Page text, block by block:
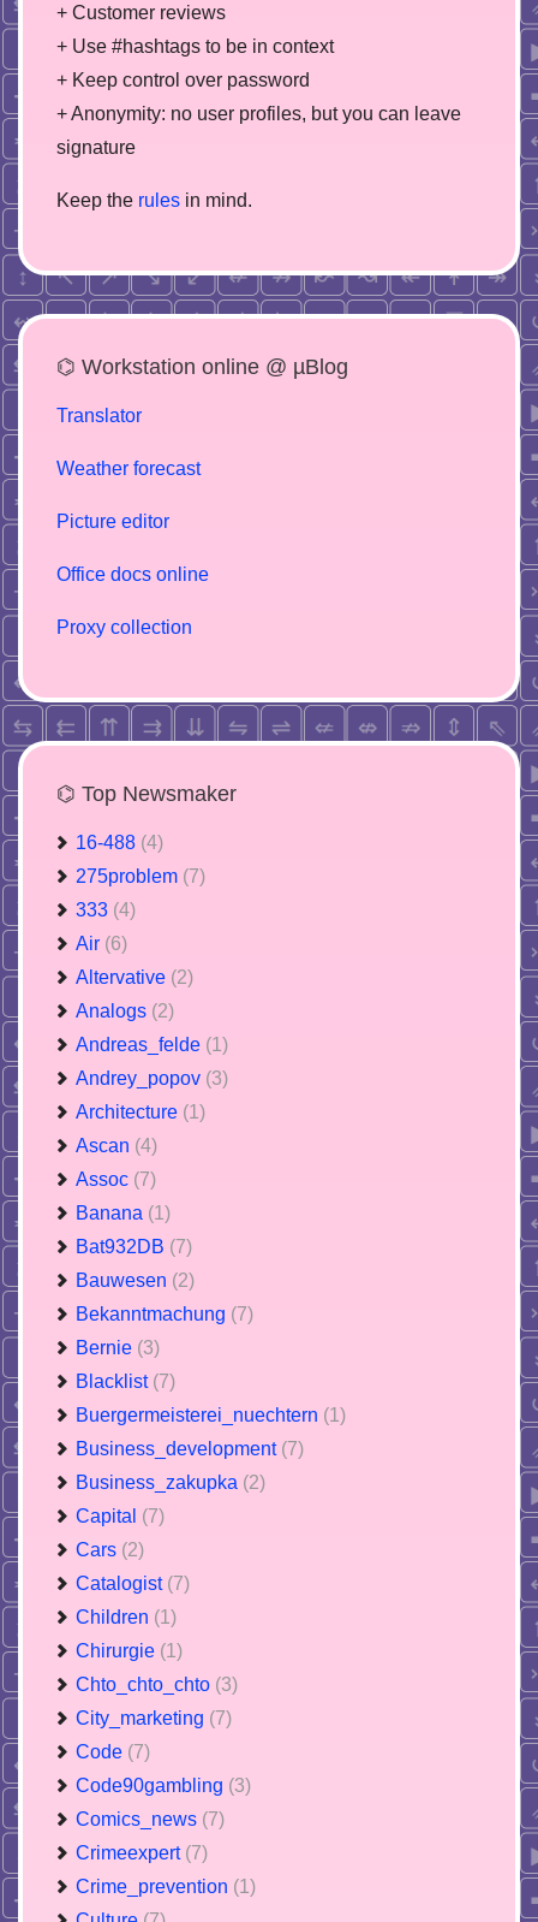
+ Customer reviews
+ Use #hashtags to be in context
+ Keep control over password
+ Anonymity: no user profiles, but you can leave
signature
Keep the rules in mind.
⌬ Workstation online @ µBlog
Translator
Weather forecast
Picture editor
Office docs online
Proxy collection
⌬ Top Newsmaker
16-488 (4)
275problem (7)
333 (4)
Air (6)
Altervative (2)
Analogs (2)
Andreas_felde (1)
Andrey_popov (3)
Architecture (1)
Ascan (4)
Assoc (7)
Banana (1)
Bat932DB (7)
Bauwesen (2)
Bekanntmachung (7)
Bernie (3)
Blacklist (7)
Buergermeisterei_nuechtern (1)
Business_development (7)
Business_zakupka (2)
Capital (7)
Cars (2)
Catalogist (7)
Children (1)
Chirurgie (1)
Chto_chto_chto (3)
City_marketing (7)
Code (7)
Code90gambling (3)
Comics_news (7)
Crimeexpert (7)
Crime_prevention (1)